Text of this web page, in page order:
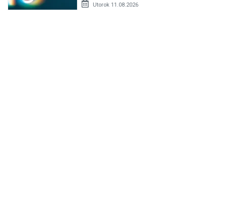
Utorok 11.08.2026